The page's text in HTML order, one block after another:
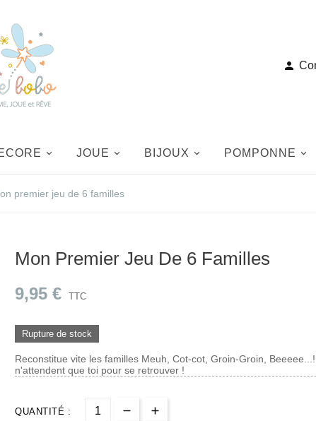

JOUE BIJOUX POMPONNE
premier jeu de 6 familles
Mon Premier Jeu De 6 Familles
9,95 € TTC
Rupture de stock
Reconstitue vite les familles Meuh, Cot-cot, Groin-Groin,
n'attendent que toi pour se retrouver !
QUANTITÉ :